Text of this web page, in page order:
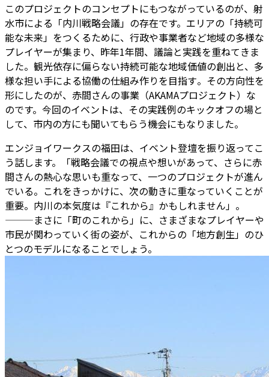
このプロジェクトのコンセプトにもつながっているのが、射
水市による「内川戦略会議」の存在です。エリアの「持続可
能な未来」をつくるために、行政や事業者など地域の多様な
プレイヤーが集まり、昨年1年間、議論と実践を重ねてきま
した。観光依存に偏らない持続可能な地域価値の創出と、多
様な担い手による協働の仕組み作りを目指す――。その方向性を
形にしたのが、赤間さんの事業（AKAMAプロジェクト）な
のです。今回のイベントは、その実践例のキックオフの場と
して、市内の方にも聞いてもらう機会にもなりました。
エンジョイワークスの福田は、イベント登壇を振り返ってこ
う話します。「戦略会議での視点や想いがあって、さらに赤
間さんの熱心な思いも重なって、一つのプロジェクトが進ん
でいる。これをきっかけに、次の動きに重なっていくことが
重要。内川の本気度は『これから』かもしれません」。
―――まさに「町のこれから」に、さまざまなプレイヤーや
市民が関わっていく街の姿が、これからの「地方創生」のひ
とつのモデルになることでしょう。